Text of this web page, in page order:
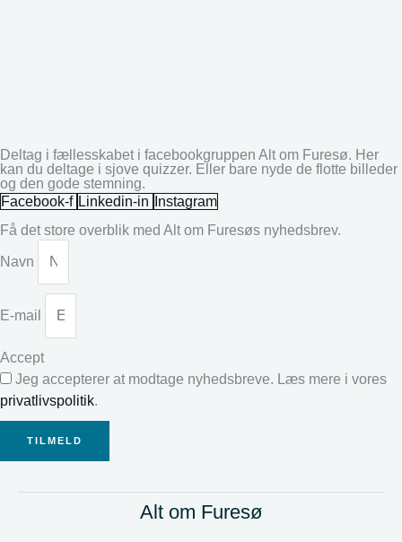
Deltag i fællesskabet i facebookgruppen Alt om Furesø. Her
kan du deltage i sjove quizzer. Eller bare nyde de flotte billeder
og den gode stemning.
Facebook-f Linkedin-in
Instagram
Få det store overblik med Alt om Furesøs nyhedsbrev.
Navn
E-mail
Accept
Jeg accepterer at modtage nyhedsbreve. Læs mere i vores
privatlivspolitik.
TILMELD
Alt om Furesø